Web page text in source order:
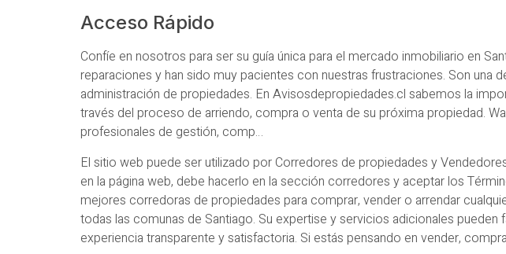
Acceso Rápido
Confíe en nosotros para ser su guía única para el mercado inmobiliario en
reparaciones y han sido muy pacientes con nuestras frustraciones. Son
administración de propiedades. En Avisosdepropiedades.cl sabemos la
través del proceso de arriendo, compra o venta de su próxima propiedad.
profesionales de gestión, comp…
El sitio web puede ser utilizado por Corredores de propiedades y
en la página web, debe hacerlo en la sección corredores y aceptar los
mejores corredoras de propiedades para comprar, vender o arrendar
todas las comunas de Santiago. Su expertise y servicios adicionales
experiencia transparente y satisfactoria. Si estás pensando en vender,